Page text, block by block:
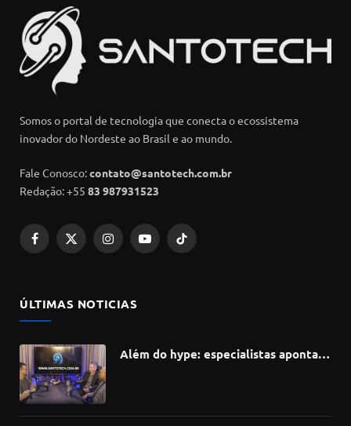
Somos o portal de tecnologia que conecta o ecossistema
inovador do Nordeste ao Brasil e ao mundo.
Fale Conosco:contato@santotech.com.br
Redação: +55 83 987931523
Facebook
X
InstagramYouTubeTikTok
ÚLTIMAS NOTICIAS
Além do hype: especialistas apontam